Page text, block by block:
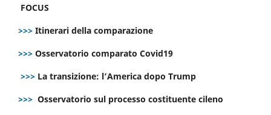
FOCUS
>>> Itinerari della comparazione
>>> Osservatorio comparato Covid19
>>> La transizione: l’America dopo Trump
>>> Osservatorio sul processo costituente cileno